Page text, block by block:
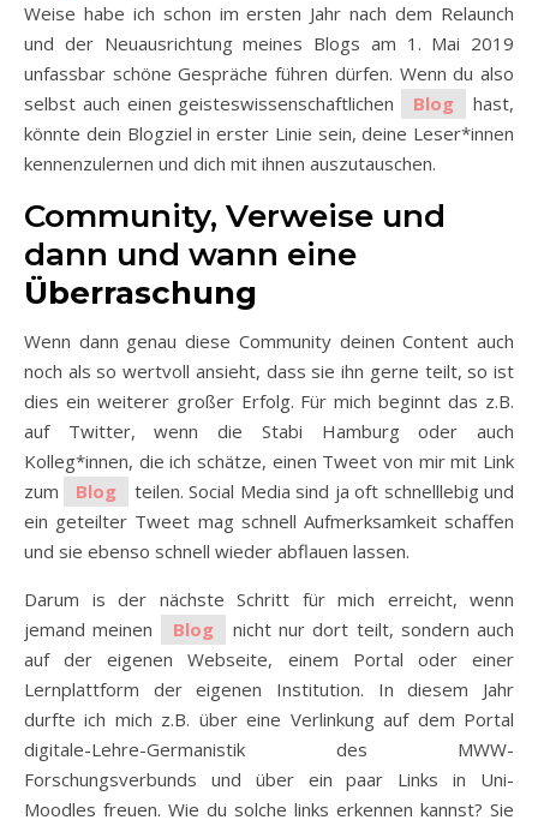
Weise habe ich schon im ersten Jahr nach dem Relaunch
und der Neuausrichtung meines Blogs am 1. Mai 2019
unfassbar schöne Gespräche führen dürfen. Wenn du also
selbst auch einen geisteswissenschaftlichen
Blog
hast,
könnte dein Blogziel in erster Linie sein, deine Leser*innen
kennenzulernen und dich mit ihnen auszutauschen.
Community, Verweise und
dann und wann eine
Überraschung
Wenn dann genau diese Community deinen Content auch
noch als so wertvoll ansieht, dass sie ihn gerne teilt, so ist
dies ein weiterer großer Erfolg. Für mich beginnt das z.B.
auf Twitter, wenn die Stabi Hamburg oder auch
Kolleg*innen, die ich schätze, einen Tweet von mir mit Link
zum
Blog
teilen. Social Media sind ja oft schnelllebig und
ein geteilter Tweet mag schnell Aufmerksamkeit schaffen
und sie ebenso schnell wieder abflauen lassen.
Darum is der nächste Schritt für mich erreicht, wenn
jemand meinen
Blog
nicht nur dort teilt, sondern auch
auf der eigenen Webseite, einem Portal oder einer
Lernplattform der eigenen Institution. In diesem Jahr
durfte ich mich z.B. über eine Verlinkung auf dem Portal
digitale-Lehre-Germanistik des MWW-
Forschungsverbunds und über ein paar Links in Uni-
Moodles freuen. Wie du solche links erkennen kannst? Sie